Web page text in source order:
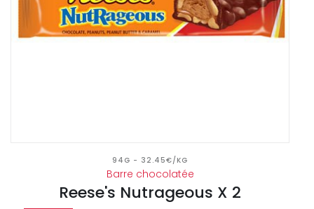
94G - 32.45€/KG
Barre chocolatée
Reese's Nutrageous X 2